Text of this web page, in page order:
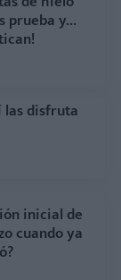
prueba y...
las disfruta
inicial de
cuando ya